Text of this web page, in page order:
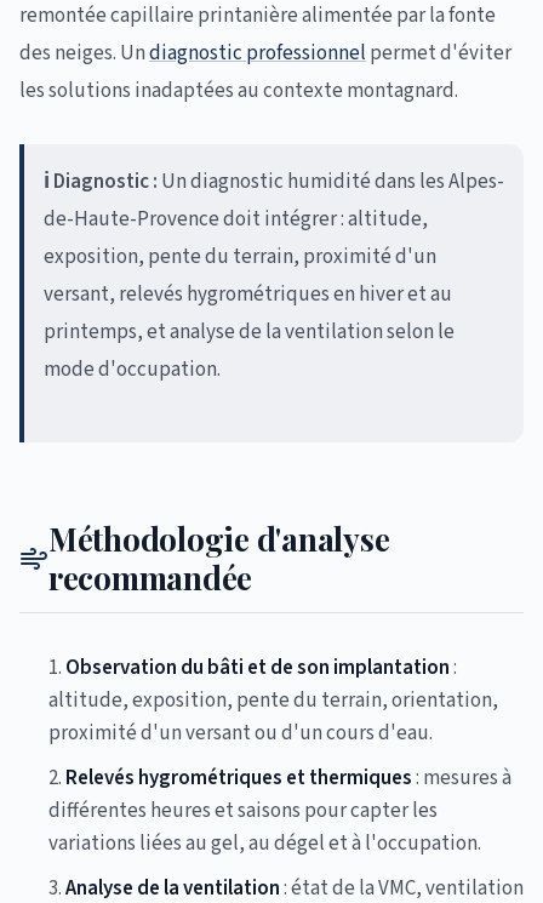
remontée capillaire printanière alimentée par la fonte
des neiges. Undiagnostic professionnelpermet d'éviter
les solutions inadaptées au contexte montagnard.
ℹ️ Diagnostic : Un diagnostic humidité dans les Alpes-
de-Haute-Provence doit intégrer : altitude,
exposition, pente du terrain, proximité d'un
versant, relevés hygrométriques en hiver et au
printemps, et analyse de la ventilation selon le
mode d'occupation.
Méthodologie d'analyse
recommandée
Observation du bâti et de son implantation:
altitude, exposition, pente du terrain, orientation,
proximité d'un versant ou d'un cours d'eau.
Relevés hygrométriques et thermiques: mesures à
différentes heures et saisons pour capter les
variations liées au gel, au dégel et à l'occupation.
Analyse de la ventilation: état de la VMC, ventilation